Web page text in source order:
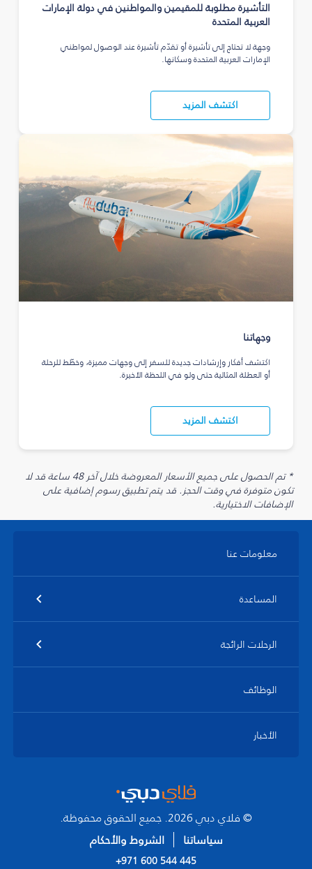
التأشيرة مطلوبة للمقيمين والمواطنين في دولة الإمارات
العربية المتحدة
وجهة لا تحتاج إلى تأشيرة أو تقدّم تأشيرة عند الوصول لمواطني
الإمارات العربية المتحدة وسكانها.
اكتشف المزيد
وجهاتنا
اكتشف أفكار وإرشادات جديدة للسفر إلى وجهات مميزة، وخطّط للرحلة
أو العطلة المثالية حتى ولو في اللحظة الأخيرة.
اكتشف المزيد
* تم الحصول على جميع الأسعار المعروضة خلال آخر 48 ساعة قد لا
تكون متوفرة في وقت الحجز. قد يتم تطبيق رسوم إضافية على
الإضافات الاختيارية.
معلومات عنا
المساعدة
الرحلات الرائجة
الوظائف
الأخبار
© فلاي دبي 2026. جميع الحقوق محفوظة.
سياساتنا
الشروط والأحكام
+971 600 544 445